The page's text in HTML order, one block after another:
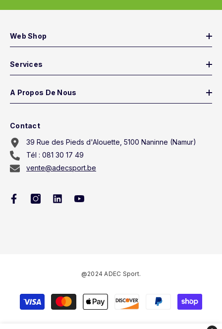
Web Shop
Services
A Propos De Nous
Contact
39 Rue des Pieds d'Alouette, 5100 Naninne (Namur)
Tél : 081 30 17 49
vente@adecsport.be
@2024 ADEC Sport.
Méthodes